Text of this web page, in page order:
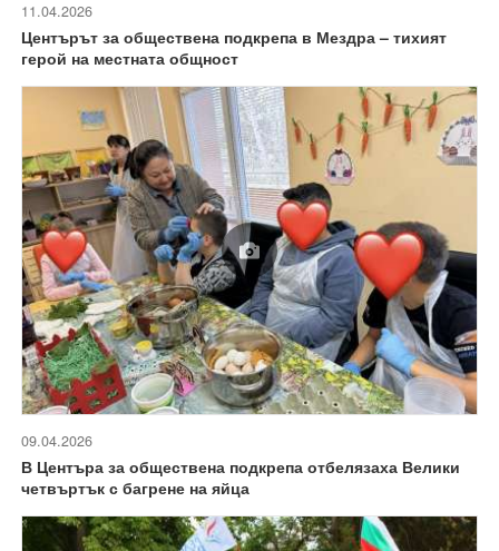
11.04.2026
Центърът за обществена подкрепа в Мездра – тихият
герой на местната общност
09.04.2026
В Центъра за обществена подкрепа отбелязаха Велики
четвъртък с багрене на яйца